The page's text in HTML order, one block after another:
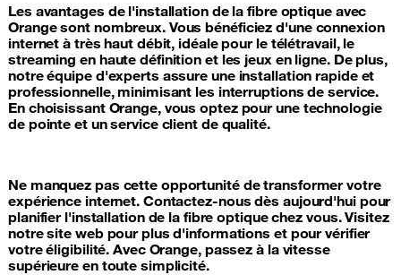
Les avantages de l'installation de la fibre optique avec
Orange sont nombreux. Vous bénéficiez d'une connexion
internet à très haut débit, idéale pour le télétravail, le
streaming en haute définition et les jeux en ligne. De plus,
notre équipe d'experts assure une installation rapide et
professionnelle, minimisant les interruptions de service.
En choisissant Orange, vous optez pour une technologie
de pointe et un service client de qualité.
Ne manquez pas cette opportunité de transformer votre
expérience internet. Contactez-nous dès aujourd'hui pour
planifier l'installation de la fibre optique chez vous. Visitez
notre site web pour plus d'informations et pour vérifier
votre éligibilité. Avec Orange, passez à la vitesse
supérieure en toute simplicité.